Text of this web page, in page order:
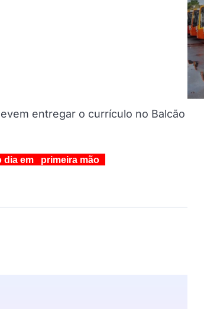
entregar o currículo no Balcão
dia em primeira mão